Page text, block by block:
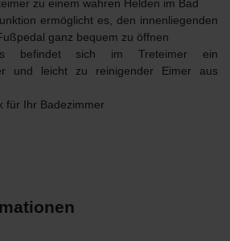
zu einem wahren Helden im Bad
ermöglicht es, den innenliegenden
ganz bequem zu öffnen
befindet sich im Treteimer ein
und leicht zu reinigender Eimer aus
für Ihr Badezimmer